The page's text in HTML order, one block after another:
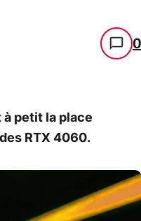
0
à petit la place
RTX 4060.